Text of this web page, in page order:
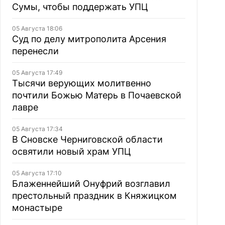
Сумы, чтобы поддержать УПЦ
05 Августа 18:06
Суд по делу митрополита Арсения
перенесли
05 Августа 17:49
Тысячи верующих молитвенно
почтили Божью Матерь в Почаевской
лавре
05 Августа 17:34
В Сновске Черниговской области
освятили новый храм УПЦ
05 Августа 17:10
Блаженнейший Онуфрий возглавил
престольный праздник в Княжицком
монастыре